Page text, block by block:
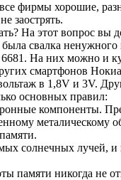
хорошие,
заострять.
На этот вопрос
свалка
На них можно и
смартфонов
в 1,8V и 3V.
основных правил:
компоненты.
металическому
солнечных лучей, и
памяти никогда не